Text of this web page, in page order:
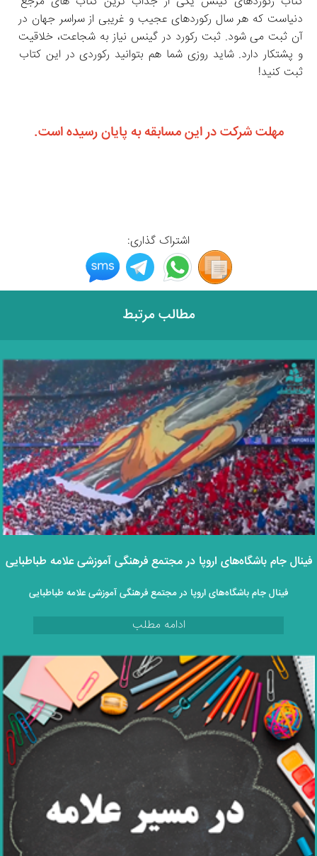
دنیاست که هر سال رکوردهای عجیب و غریبی از سراسر جهان در
آن ثبت می‌ شود. ثبت رکورد در گینس نیاز به شجاعت، خلاقیت
و پشتکار دارد. شاید روزی شما هم بتوانید رکوردی در این کتاب
ثبت کنید!
مهلت شرکت در این مسابقه به پایان رسیده است.
اشتراک گذاری:
مطالب مرتبط
فینال جام باشگاه‌های اروپا در مجتمع فرهنگی آموزشی علامه طباطبایی
فینال جام باشگاه‌های اروپا در مجتمع فرهنگی آموزشی علامه طباطبایی
ادامه مطلب